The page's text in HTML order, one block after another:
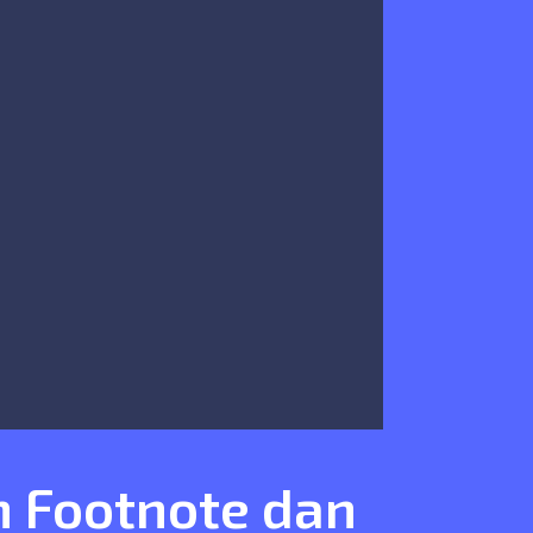
Footnote dan